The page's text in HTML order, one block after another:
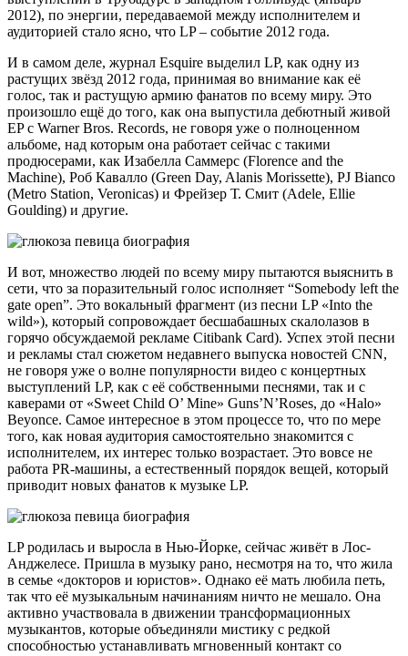
2012), по энергии, передаваемой между исполнителем и
аудиторией стало ясно, что LP – событие 2012 года.
И в самом деле, журнал Esquire выделил LP, как одну из
растущих звёзд 2012 года, принимая во внимание как её
голос, так и растущую армию фанатов по всему миру. Это
произошло ещё до того, как она выпустила дебютный живой
EP с Warner Bros. Records, не говоря уже о полноценном
альбоме, над которым она работает сейчас с такими
продюсерами, как Изабелла Саммерс (Florence and the
Machine), Роб Кавалло (Green Day, Alanis Morissette), PJ Bianco
(Metro Station, Veronicas) и Фрейзер Т. Смит (Adele, Ellie
Goulding) и другие.
И вот, множество людей по всему миру пытаются выяснить в
сети, что за поразительный голос исполняет “Somebody left the
gate open”. Это вокальный фрагмент (из песни LP «Into the
wild»), который сопровождает бесшабашных скалолазов в
горячо обсуждаемой рекламе Citibank Card). Успех этой песни
и рекламы стал сюжетом недавнего выпуска новостей CNN,
не говоря уже о волне популярности видео с концертных
выступлений LP, как с её собственными песнями, так и с
каверами от «Sweet Child O’ Mine» Guns’N’Roses, до «Halo»
Beyonce. Самое интересное в этом процессе то, что по мере
того, как новая аудитория самостоятельно знакомится с
исполнителем, их интерес только возрастает. Это вовсе не
работа PR-машины, а естественный порядок вещей, который
приводит новых фанатов к музыке LP.
LP родилась и выросла в Нью-Йорке, сейчас живёт в Лос-
Анджелесе. Пришла в музыку рано, несмотря на то, что жила
в семье «докторов и юристов». Однако её мать любила петь,
так что её музыкальным начинаниям ничто не мешало. Она
активно участвовала в движении трансформационных
музыкантов, которые объединяли мистику с редкой
способностью устанавливать мгновенный контакт со